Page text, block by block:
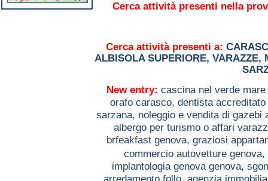
Cerca attività presenti nella
Cerca attività presenti a:
ALBISOLA SUPERIORE, VARAZZE,
New entry: cascina nel verde
orafo carasco, dentista
sarzana, noleggio e vendita di
albergo per turismo o affari
brfeakfast genova, graziosi
commercio autovetture genova,
implantologia genova genova,
arredamento follo, agenzia